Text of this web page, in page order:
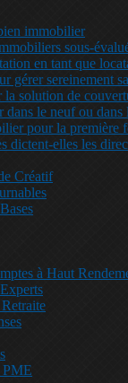
immobilier
sous-
en tant que
gérer sereinement
solution de
le neuf ou dans
pour la première
dictent-elles les
Créatif
à Haut
PME